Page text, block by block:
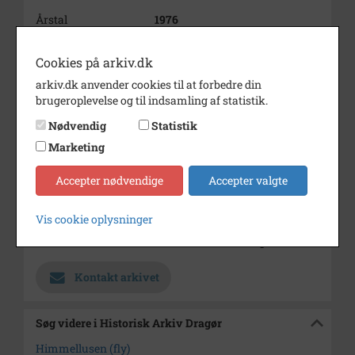
Årstal
1976
Størrelse
11,5 x 7,5 cm
Materiale
s/h negativ (original)
Type
Sogn (1000-2050)
Enhed
Kontakt arkivet
Søg videre i Historisk Arkiv Dragør
Himmellusen (fly)
Cookies på arkiv.dk
arkiv.dk anvender cookies til at forbedre din
brugeroplevelse og til indsamling af statistik.
Nødvendig
Statistik
Marketing
Accepter nødvendige Accepter valgte
Vis cookie oplysninger